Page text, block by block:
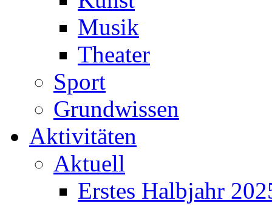
Musik
Theater
Sport
Grundwissen
Aktivitäten
Aktuell
Erstes Halbjahr